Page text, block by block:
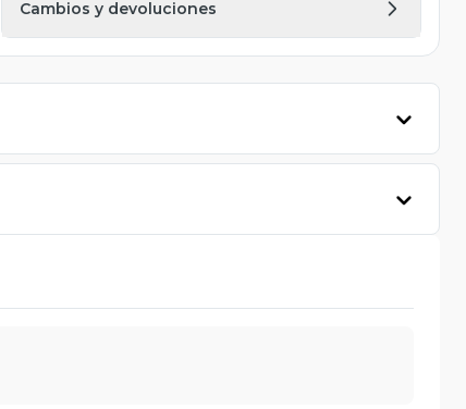
Cambios y devoluciones